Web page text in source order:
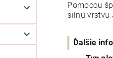
Pomocou
silnú vrstvu
Ďalšie